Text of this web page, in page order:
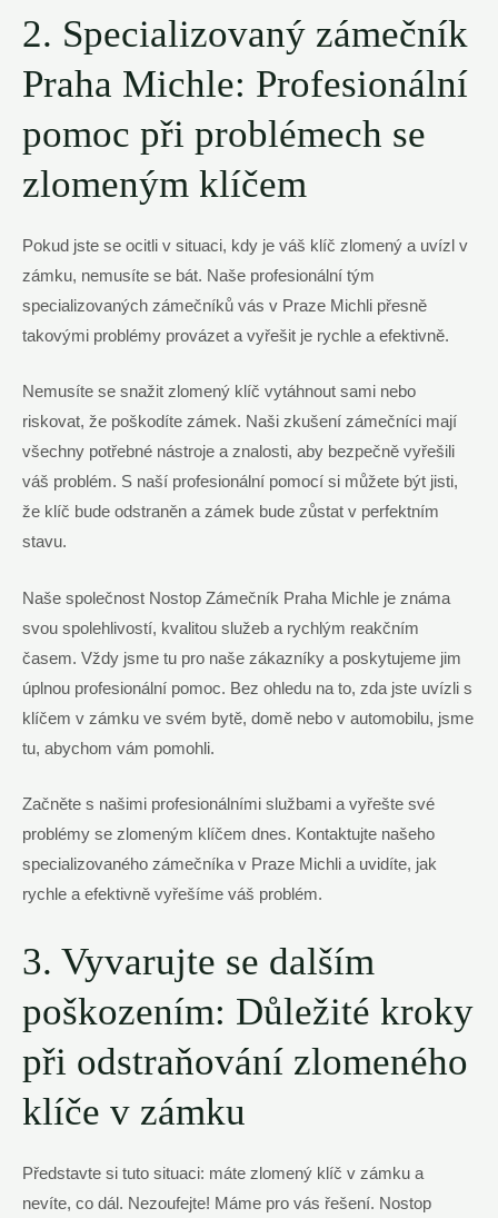
2.‍ Specializovaný zámečník
Praha Michle: Profesionální
⁤pomoc​ při problémech ⁣se ​
zlomeným klíčem
Pokud jste se ocitli v situaci, kdy je váš klíč zlomený‌ a‌ uvízl v
zámku,⁤ nemusíte se bát. Naše ‍profesionální tým
specializovaných ⁢zámečníků vás ​v Praze Michli přesně
‌takovými problémy provázet ​a vyřešit je rychle⁤ a efektivně.
Nemusíte se‌ snažit zlomený klíč vytáhnout sami nebo‌
riskovat, že poškodíte zámek. Naši zkušení zámečníci mají
všechny potřebné ‌nástroje a znalosti, ​aby ‌bezpečně vyřešili
váš⁢ problém. S naší profesionální ⁤pomocí si můžete ​být jisti,
že ⁤klíč ⁣bude ‌odstraněn a ⁣zámek bude zůstat​ v‍ perfektním
stavu.
Naše společnost Nostop ‌Zámečník Praha Michle⁣ je⁤ známa
svou spolehlivostí, kvalitou služeb a rychlým ⁤reakčním‌
časem. Vždy jsme tu pro naše zákazníky a poskytujeme jim
úplnou profesionální pomoc. Bez ohledu na to, ⁢zda jste⁣ uvízli s
klíčem v zámku ve svém​ bytě,⁢ domě nebo ⁢v automobilu, jsme
tu, abychom‌ vám pomohli.
Začněte s⁣ našimi profesionálními ⁣službami a vyřešte své
problémy se zlomeným klíčem dnes. ⁣Kontaktujte našeho‍
specializovaného zámečníka ⁢v Praze ⁣Michli a uvidíte, jak
rychle⁣ a efektivně vyřešíme váš problém.
3. Vyvarujte se dalším
poškozením: ​Důležité kroky
při odstraňování⁣ zlomeného
⁢klíče v zámku
Představte si tuto situaci: ‍máte zlomený klíč v zámku a
nevíte, co dál. ⁢Nezoufejte! Máme pro vás řešení.‌ Nostop